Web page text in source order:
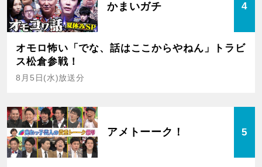
かまいガチ 4
オモロ怖い「でな、話はここからやねん」トラビ
ス松倉参戦！
8月5日(水)放送分
アメトーーク！ 5